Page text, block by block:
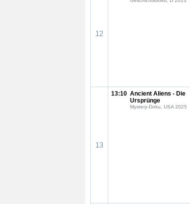
12
13
13:10 Ancient Aliens - Die
Ursprünge
Mystery-Doku, USA 2025